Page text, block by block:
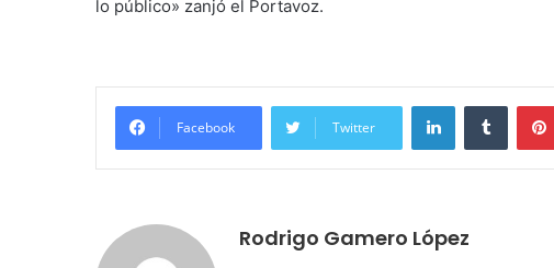
lo público» zanjó el Portavoz.
Facebook Twitter
LinkedInTumblr
Rodrigo Gamero López